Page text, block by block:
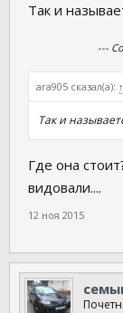
Так и
---
ara905 сказал(а): ↑
Так и
Где она
видовали....
12 ноя 2015